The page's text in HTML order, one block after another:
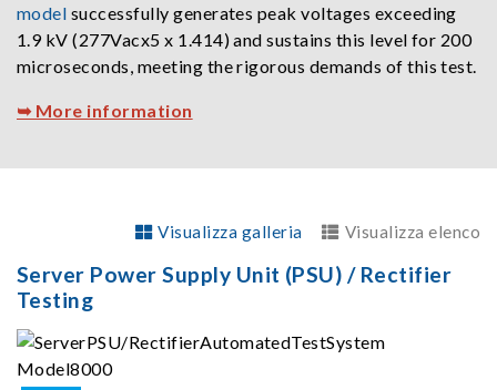
model successfully generates peak voltages exceeding
1.9 kV (277Vacx5 x 1.414) and sustains this level for 200
microseconds, meeting the rigorous demands of this test.
➥ More information
Visualizza galleria Visualizza elenco
Server Power Supply Unit (PSU) / Rectifier
Testing